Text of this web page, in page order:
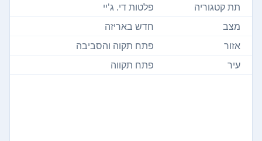
תת קטגוריה
פלטות די. ג'יי
מצב
חדש באריזה
אזור
פתח תקוה והסביבה
עיר
פתח תקווה